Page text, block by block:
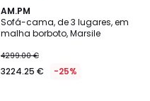
AM.PM
Sofá-cama, de 3 lugares, em
malha borboto, Marsile
4299.00 €
3224.25 € -25%
3
Cores